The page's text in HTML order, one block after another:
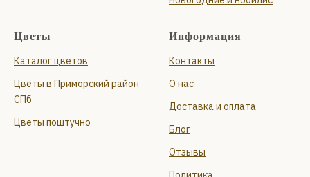
Цветы
Каталог цветов
Цветы в Приморский район
СПб
Цветы поштучно
Информация
Контакты
О нас
Доставка и оплата
Блог
Отзывы